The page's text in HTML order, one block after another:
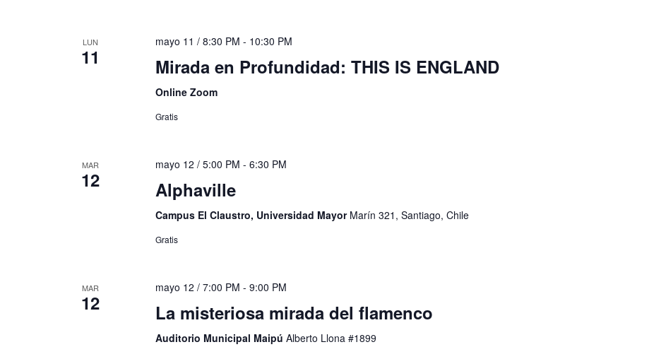
LUN
11
mayo 11 / 8:30 PM - 10:30 PM
Mirada en Profundidad: THIS IS ENGLAND
Online Zoom
Gratis
MAR
12
mayo 12 / 5:00 PM - 6:30 PM
Alphaville
Campus El Claustro, Universidad Mayor Marín 321, Santiago, Chile
Gratis
MAR
12
mayo 12 / 7:00 PM - 9:00 PM
La misteriosa mirada del flamenco
Auditorio Municipal Maipú Alberto Llona #1899